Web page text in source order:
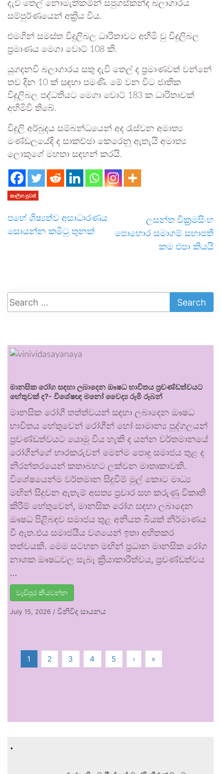
දැවි තෙල් නොමැතිකමින් සපුගස්කන්ද බලාගාරය
සම්පුර්ණයෙන් අක්‍රිය විය.
එමගින් සමස්ත විදුලිබල ධාරිතාවට අහිමි වු විදුලිබල
ප්‍රමාණය මෙගා වොට් 108 කි.
යුගදනවි බලාගාරය සතු දැවි තෙල් ද ප්‍රමාණවත් වන්නේ
තව දින 10 ක් සඳහා පමණි. මේ වන විට ජාතික
විදුලිබල පද්ධතියට මෙගා වොට් 183 ක ධාරිතාවක්
අහිමිවි තිබේ.
විදුලි අර්බුදය සම්බන්ධයෙන් අද රැස්වන අමාත්‍ය
මණ්ඩලයේදි ද සාකච්ඡා කෙරෙනු ඇතැයි අමාත්‍ය
ලොකුගේ මහතා සඳහන් කරයි.
කාලීන පුවත්
පහේ ශිෂ්‍යත්ව අසාධාරණය
සොයන්න කමිටු තුනක්
ලසන්ත වික්‍රමසිංහ
පොහොර සමාගම් සභාපති
කම එපා කියයි
මානසික රෝග සඳහා ලබාදෙන ඖෂධ භාවිතය ප්‍රචණ්ඩත්වයට
හේතුවක් ද?- විශේෂඥ මනෝ වෛද්‍ය රූමි රූබන්
මානසික රෝගී තත්ත්වයන් සඳහා ලබාදෙන ඖෂධ
භාවිතය හේතුවෙන් රෝගීන් හෝ සාමාන්‍ය පුද්ගලයන්
ප්‍රචණ්ඩත්වයට යොමු විය හැකි ද යන්න වර්තමානයේ
රෝගීන්ගේ භාරකරුවන් මෙන්ම පොදු සමාජය තුළ ද
නිරන්තරයෙන් කතාබහට ලක්වන මාතෘකාවකි.
විශේෂයෙන්ම වර්තමාන සිදුවීම් මුල් කොට මාධ්‍ය
මඟින් සිදුවන ඇතැම් අසත්‍ය ප්‍රචාර සහ කරුණු විකෘති
කිරීම් හේතුවෙන්, මානසික රෝග සඳහා ලබාදෙන
ඖෂධ පිළිබඳව සමාජය තුළ අනියත බියක් නිර්මාණය
වී ඇත.එය සමාජයීය වශයෙන් ඉතා අහිතකර
තත්වයකි. මෙම සටහන මඟින් ප්‍රධාන මානසික රෝග
නාශක ඖෂධවල සැබෑ ක්‍රියාකාරීත්වය, ප්‍රචණ්ඩත්වය
…
වැඩිපුර කියවන්න
July 15, 2026 / විනිවිද සායනය
1 2 3 4 5 › »
.